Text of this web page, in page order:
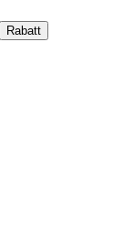
Rabatt